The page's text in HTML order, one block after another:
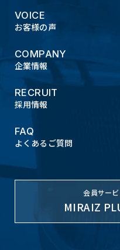
VOICE
お客様の声
COMPANY
企業情報
RECRUIT
採用情報
FAQ
よくあるご質問
会員サー
MIRAIZ